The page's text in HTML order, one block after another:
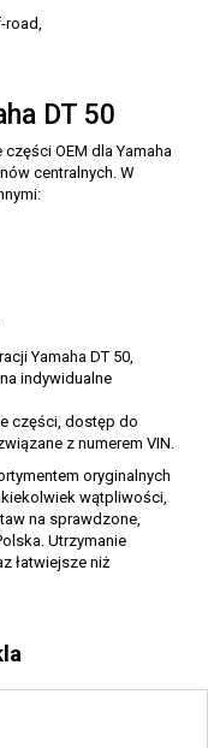
road,
DT 50
OEM dla Yamaha
centralnych. W
Yamaha DT 50,
indywidualne
części, dostęp do
z numerem VIN.
oryginalnych
wątpliwości,
na sprawdzone,
Utrzymanie
łatwiejsze niż